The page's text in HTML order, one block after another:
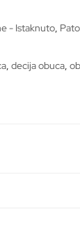
- Istaknuto,
, decija obuca,